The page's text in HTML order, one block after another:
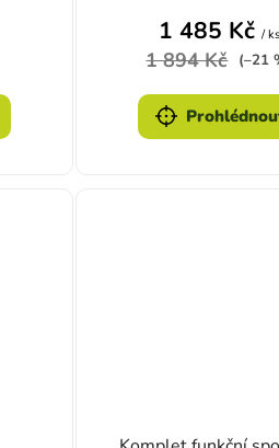
1 485 Kč/ ks
1 894 Kč (–21